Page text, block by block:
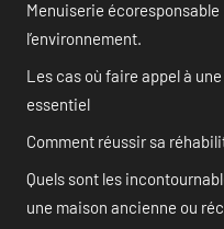
Menuiserie
l’environnement.
Les cas où faire appel à
essentiel
Comment réussir sa
Quels sont les
une maison ancienne ou